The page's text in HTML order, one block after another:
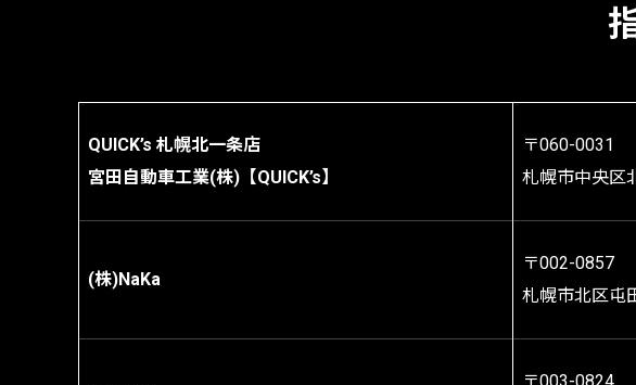
QUICK’s 札幌北一条店
宮田自動車工業(株)【QUICK’s】
〒060-0031
札幌市中央区
(株)NaKa
〒002-0857
札幌市北区屯